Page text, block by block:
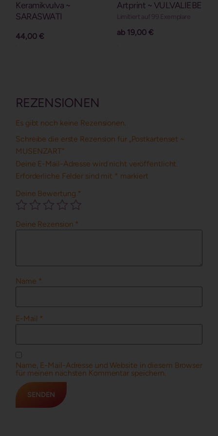
Keramikvulva ~
SARASWATI
44,00 €
Artprint ~ VULVALIEBE
Limitiert auf 99 Exemplare
ab 19,00 €
REZENSIONEN
Es gibt noch keine Rezensionen.
Schreibe die erste Rezension für „Postkartenset ~
MUSENZART“
Deine E-Mail-Adresse wird nicht veröffentlicht.
Erforderliche Felder sind mit * markiert
Deine Bewertung *
Deine Rezension *
Name *
E-Mail *
Name, E-Mail-Adresse und Website in diesem Browser
für meinen nächsten Kommentar speichern.